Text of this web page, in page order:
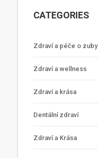
CATEGORIES
Zdraví a péče o zuby
Zdraví a wellness
Zdraví a krása
Dentální zdraví
Zdraví a Krása